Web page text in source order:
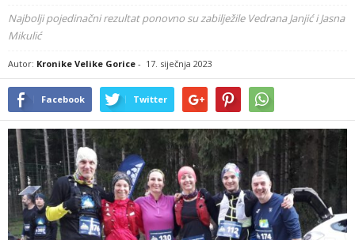
Najbolji pojedinačni rezultat ponovno su zabilježile Vedrana Janjić i Jasna
Mikulić
Autor: Kronike Velike Gorice - 17. siječnja 2023
Facebook Twitter